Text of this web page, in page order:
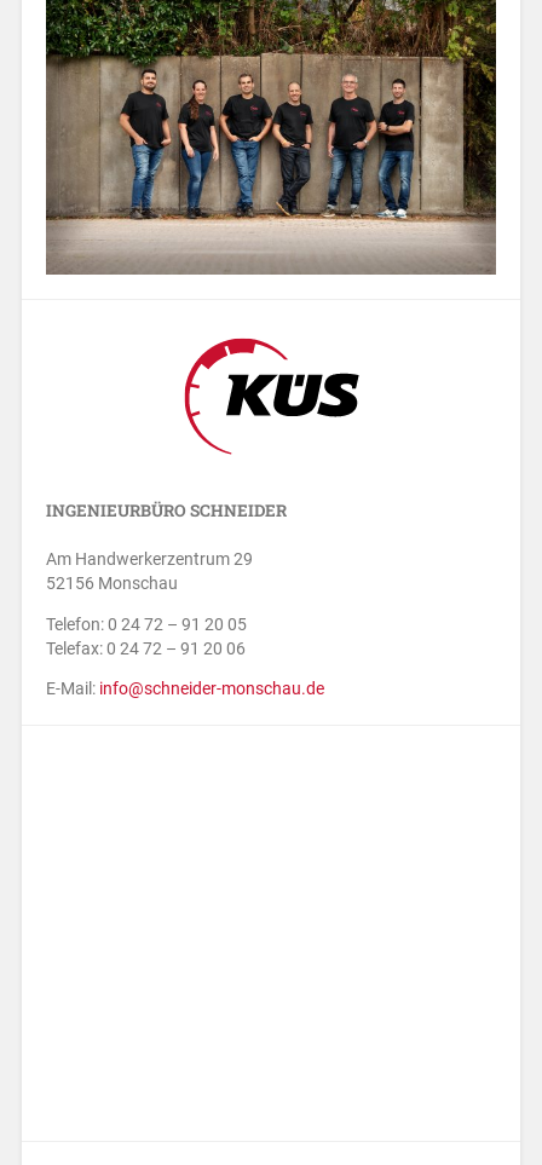
INGENIEURBÜRO SCHNEIDER
Am Handwerkerzentrum 29
52156 Monschau
Telefon: 0 24 72 – 91 20 05
Telefax: 0 24 72 – 91 20 06
E-Mail: info@schneider-monschau.de